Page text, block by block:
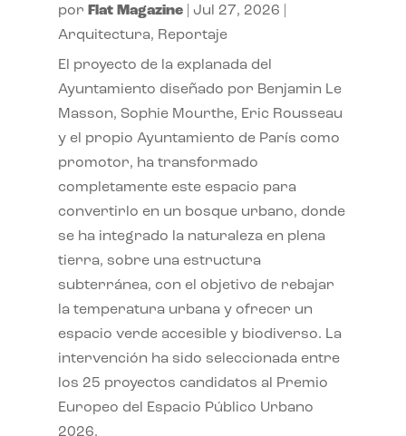
por Flat Magazine| Jul 27, 2026
Arquitectura, Reportaje
El proyecto de la explanada del
Ayuntamiento diseñado por Benjamin Le
Masson, Sophie Mourthe, Eric Rousseau
y el propio Ayuntamiento de París como
promotor, ha transformado
completamente este espacio para
convertirlo en un bosque urbano, donde
se ha integrado la naturaleza en plena
tierra, sobre una estructura
subterránea, con el objetivo de rebajar
la temperatura urbana y ofrecer un
espacio verde accesible y biodiverso. La
intervención ha sido seleccionada entre
los 25 proyectos candidatos al Premio
Europeo del Espacio Público Urbano
2026.